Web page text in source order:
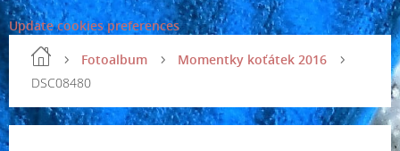
Update cookies preferences
Fotoalbum
Momentky koťátek 2016
DSC08480